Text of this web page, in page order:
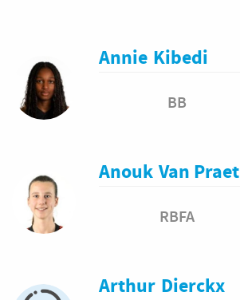
Annie Kibedi
BB
Anouk Van Praet
RBFA
Arthur Dierckx